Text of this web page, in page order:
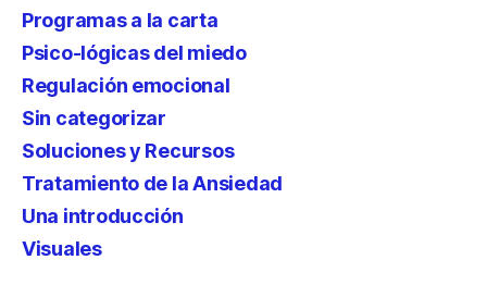
Programas a la carta
Psico-lógicas del miedo
Regulación emocional
Sin categorizar
Soluciones y Recursos
Tratamiento de la Ansiedad
Una introducción
Visuales